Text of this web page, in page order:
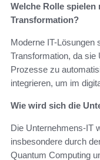
Welche Rolle spielen
Transformation?
Moderne IT-Lösungen
Transformation, da sie
Prozesse zu
integrieren, um im
Wie wird sich die
Die Unternehmens-IT
insbesondere durch
Quantum Computing